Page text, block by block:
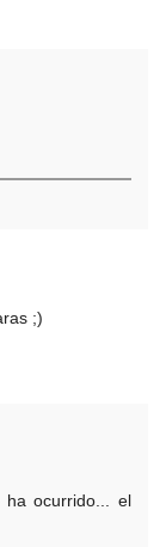
;)
ocurrido... el